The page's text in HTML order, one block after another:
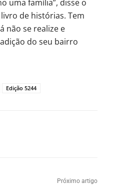
uma família”, disse o
de histórias. Tem
não se realize e
do seu bairro
Edição 5244
Próximo artigo